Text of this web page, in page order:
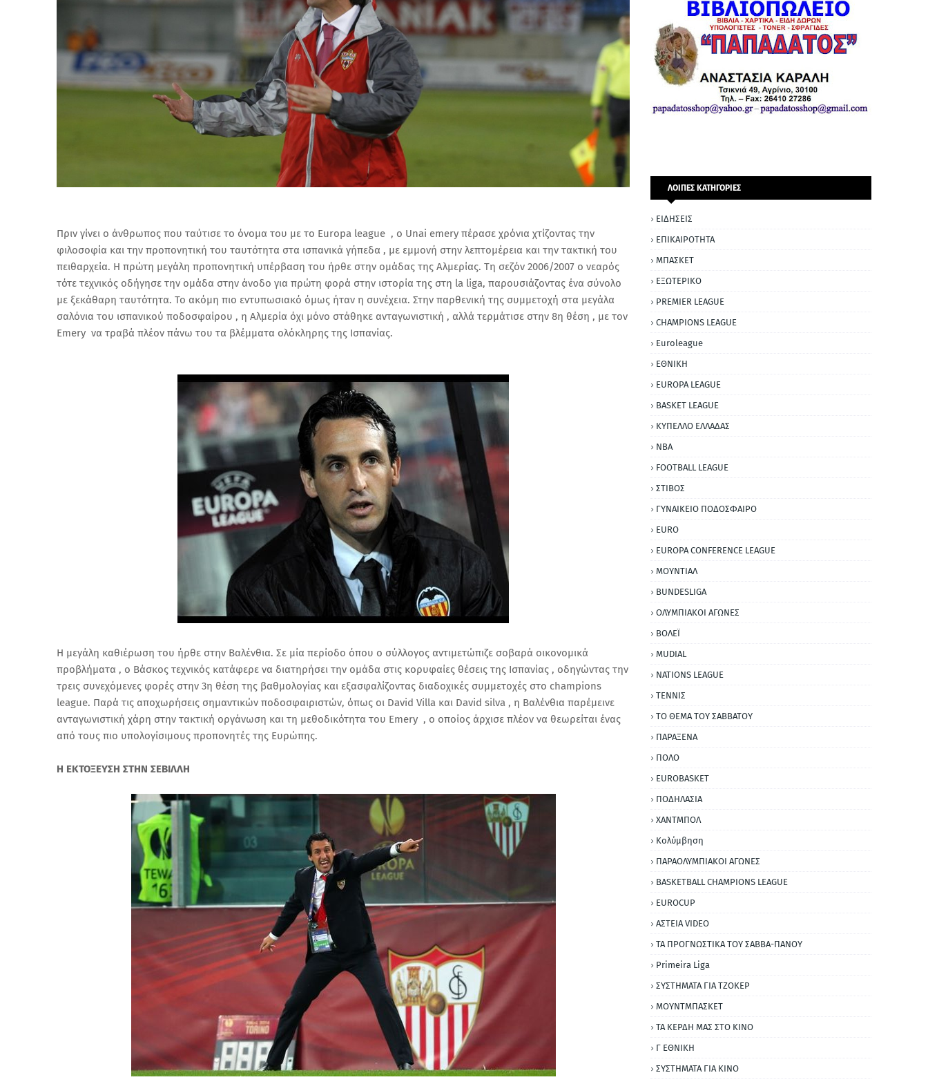
Πριν γίνει ο άνθρωπος που ταύτισε το όνομα του με το Europa league , ο Unai emery πέρασε χρόνια χτίζοντας την
φιλοσοφία και την προπονητική του ταυτότητα στα ισπανικά γήπεδα , με εμμονή στην λεπτομέρεια και την τακτική του
πειθαρχεία. Η πρώτη μεγάλη προπονητική υπέρβαση του ήρθε στην ομάδας της Αλμερίας. Τη σεζόν 2006/2007 ο νεαρός
τότε τεχνικός οδήγησε την ομάδα στην άνοδο για πρώτη φορά στην ιστορία της στη la liga, παρουσιάζοντας ένα σύνολο
με ξεκάθαρη ταυτότητα. Το ακόμη πιο εντυπωσιακό όμως ήταν η συνέχεια. Στην παρθενική της συμμετοχή στα μεγάλα
σαλόνια του ισπανικού ποδοσφαίρου , η Αλμερία όχι μόνο στάθηκε ανταγωνιστική , αλλά τερμάτισε στην 8η θέση , με τον
Emery να τραβά πλέον πάνω του τα βλέμματα ολόκληρης της Ισπανίας.
Η μεγάλη καθιέρωση του ήρθε στην Βαλένθια. Σε μία περίοδο όπου ο σύλλογος αντιμετώπιζε σοβαρά οικονομικά
προβλήματα , ο Βάσκος τεχνικός κατάφερε να διατηρήσει την ομάδα στις κορυφαίες θέσεις της Ισπανίας , οδηγώντας την
τρεις συνεχόμενες φορές στην 3η θέση της βαθμολογίας και εξασφαλίζοντας διαδοχικές συμμετοχές στο champions
league. Παρά τις αποχωρήσεις σημαντικών ποδοσφαιριστών, όπως οι David Villa και David silva , η Βαλένθια παρέμεινε
ανταγωνιστική χάρη στην τακτική οργάνωση και τη μεθοδικότητα του Emery , ο οποίος άρχισε πλέον να θεωρείται ένας
από τους πιο υπολογίσιμους προπονητές της Ευρώπης.
Η ΕΚΤΟΞΕΥΣΗ ΣΤΗΝ ΣΕΒΙΛΛΗ
ΛΟΙΠΕΣ ΚΑΤΗΓΟΡΙΕΣ
ΕΙΔΗΣΕΙΣ
ΕΠΙΚΑΙΡΟΤΗΤΑ
ΜΠΑΣΚΕΤ
ΕΞΩΤΕΡΙΚΟ
PREMIER LEAGUE
CHAMPIONS LEAGUE
Euroleague
ΕΘΝΙΚΗ
EUROPA LEAGUE
BASKET LEAGUE
ΚΥΠΕΛΛΟ ΕΛΛΑΔΑΣ
NBA
FOOTBALL LEAGUE
ΣΤΙΒΟΣ
ΓΥΝΑΙΚΕΙΟ ΠΟΔΟΣΦΑΙΡΟ
EURO
EUROPA CONFERENCE LEAGUE
ΜΟΥΝΤΙΑΛ
BUNDESLIGA
ΟΛΥΜΠΙΑΚΟΙ ΑΓΩΝΕΣ
ΒΟΛΕΪ
MUDIAL
NATIONS LEAGUE
ΤΕΝΝΙΣ
ΤΟ ΘΕΜΑ ΤΟΥ ΣΑΒΒΑΤΟΥ
ΠΑΡΑΞΕΝΑ
ΠΟΛΟ
EUROBASKET
ΠΟΔΗΛΑΣΙΑ
ΧΑΝΤΜΠΟΛ
Κολύμβηση
ΠΑΡΑΟΛΥΜΠΙΑΚΟΙ ΑΓΩΝΕΣ
BASKETBALL CHAMPIONS LEAGUE
EUROCUP
ΑΣΤΕΙΑ VIDEO
ΤΑ ΠΡΟΓΝΩΣΤΙΚΑ ΤΟΥ ΣΑΒΒΑ-ΠΑΝΟΥ
Primeira Liga
ΣΥΣΤΗΜΑΤΑ ΓΙΑ ΤΖΟΚΕΡ
ΜΟΥΝΤΜΠΑΣΚΕΤ
ΤΑ ΚΕΡΔΗ ΜΑΣ ΣΤΟ ΚΙΝΟ
Γ ΕΘΝΙΚΗ
ΣΥΣΤΗΜΑΤΑ ΓΙΑ ΚΙΝΟ